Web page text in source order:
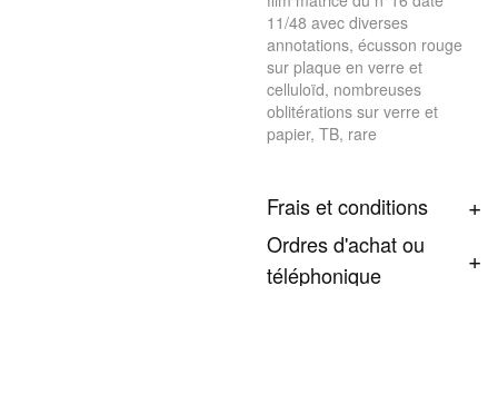
11/48 avec diverses
annotations, écusson rouge
sur plaque en verre et
celluloïd, nombreuses
oblitérations sur verre et
papier, TB, rare
Frais et conditions
Ordres d'achat ou
téléphonique